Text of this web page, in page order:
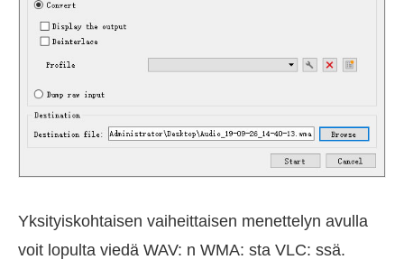
Yksityiskohtaisen vaiheittaisen menettelyn avulla
voit lopulta viedä WAV: n WMA: sta VLC: ssä.